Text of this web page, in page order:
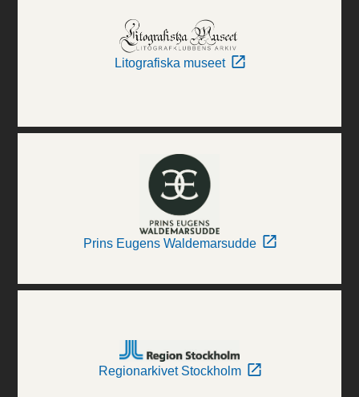
Litografiska museet
Prins Eugens Waldemarsudde
Regionarkivet Stockholm